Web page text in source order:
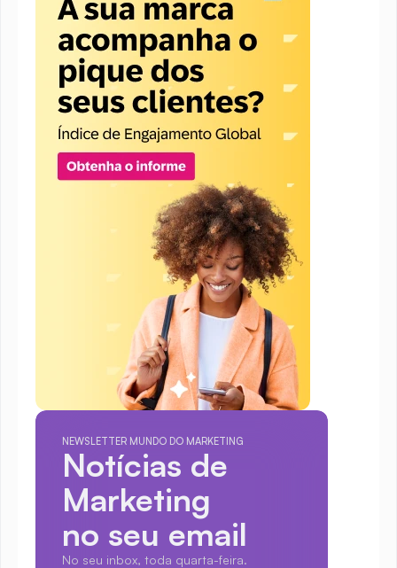
NEWSLETTER MUNDO DO MARKETING
Notícias de
Marketing
no seu email
No seu inbox, toda quarta-feira.